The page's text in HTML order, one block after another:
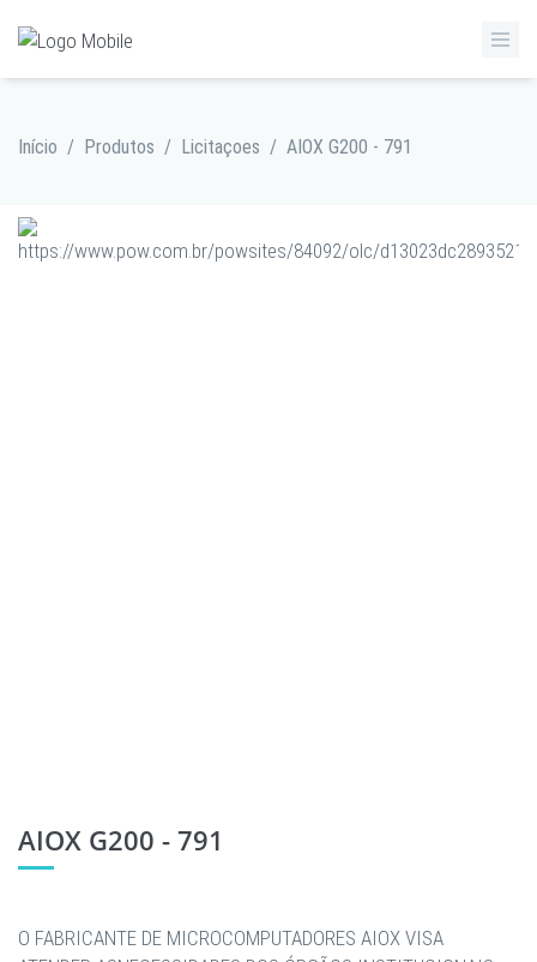
Início / Produtos / Licitaçoes / AIOX G200 - 791
AIOX G200 - 791
O FABRICANTE DE MICROCOMPUTADORES AIOX VISA